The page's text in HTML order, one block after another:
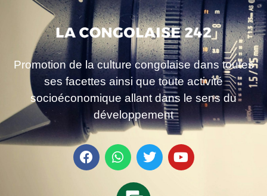
Promotion de la culture congolaise dans toutes
ses facettes ainsi que toute activité
socioéconomique allant dans le sens du
développement